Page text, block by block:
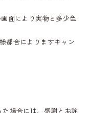
面により実物と多少色
都合によりますキャン
場合には、感謝とお詫